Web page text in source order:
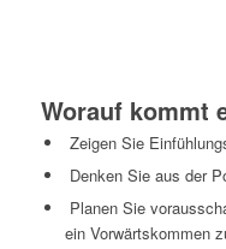
Worauf kommt
Zeigen Sie
Denken Sie aus der
Planen Sie
ein Vorwärtskommen